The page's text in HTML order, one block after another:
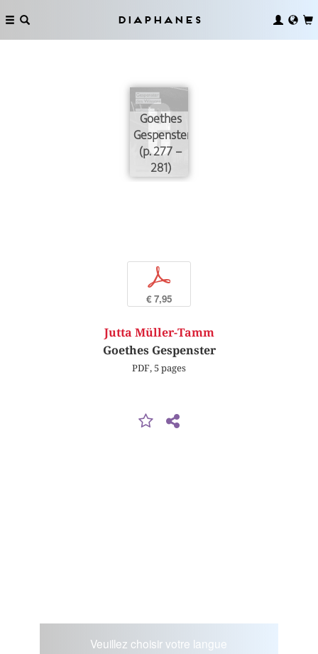
Diaphanes
Goethes
Gespenster
(p. 277 –
281)
p
€ 7,95
Jutta Müller-Tamm
Goethes Gespenster
PDF, 5 pages
Veuillez choisir votre langue